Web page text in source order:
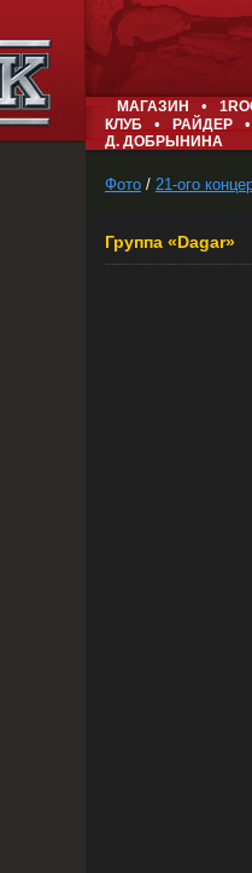
МАГАЗИН •
КЛУБ
• РАЙДЕР •
Д. ДОБРЫНИНА
Фото / 21-ого
Группа «Dagar»